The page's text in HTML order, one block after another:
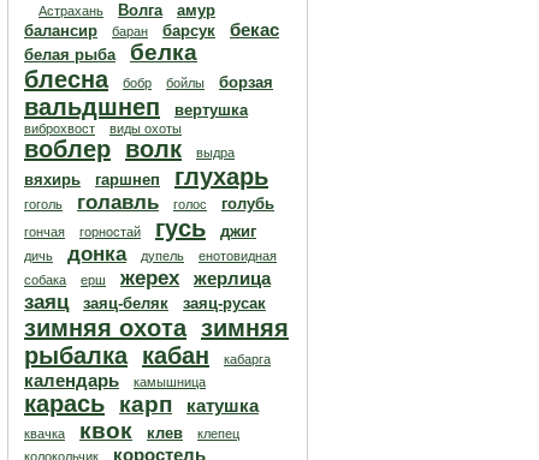
Астрахань Волга
амур
балансир
баран барсук бекас
белая рыба белка
блесна бобр бойлы борзая
вальдшнеп вертушка
виброхвост виды охоты
воблер волк выдра
вяхирь гаршнеп глухарь
гоголь голавль голос голубь
гончая горностай гусь джиг
дичь донка дупель
енотовидная
собака
ерш жерех жерлица
заяц заяц-беляк заяц-русак
зимняя охота зимняя
рыбалка кабан кабарга
календарь камышница
карась карп катушка
квачка квок клев
клепец
колокольчик
коростель